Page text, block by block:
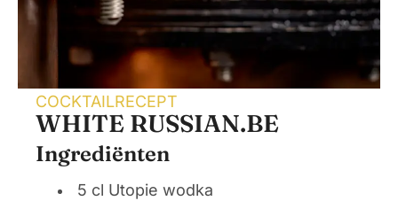
COCKTAILRECEPT
WHITE RUSSIAN.BE
Ingrediënten
5 cl Utopie wodka